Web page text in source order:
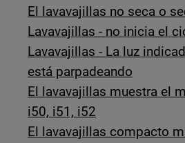
El lavavajillas no seca o
Lavavajillas - no inicia el
Lavavajillas - La luz
está parpadeando
El lavavajillas muestra el
i50, i51, i52
El lavavajillas compacto